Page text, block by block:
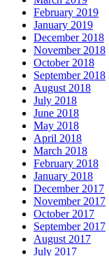
February 2019
January 2019
December 2018
November 2018
October 2018
September 2018
August 2018
July 2018
June 2018
May 2018
April 2018
March 2018
February 2018
January 2018
December 2017
November 2017
October 2017
September 2017
August 2017
July 2017